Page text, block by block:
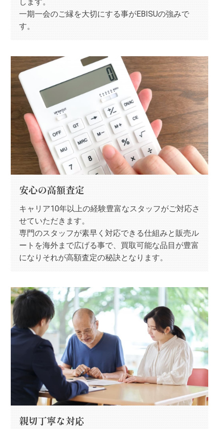
一期一会のご縁を大切にする事がEBISUの強みで
す。
安心の高額査定
キャリア10年以上の経験豊富なスタッフがご対応さ
せていただきます。
専門のスタッフが素早く対応できる仕組みと販売ル
ートを海外まで広げる事で、買取可能な品目が豊富
になりそれが高額査定の秘訣となります。
親切丁寧な対応